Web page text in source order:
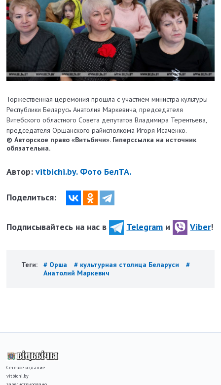
Торжественная церемония прошла с участием министра культуры
Республики Беларусь Анатолия Маркевича, председателя
Витебского областного Совета депутатов Владимира Терентьева,
председателя Оршанского райисполкома Игоря Исаченко.
© Авторское право «Витьбичи». Гиперссылка на источник
обязательна.
Автор:vitbichi.by. Фото БелТА.
Поделиться:
Подписывайтесь на нас в Telegram и Viber!
Теги: # Орша # культурная столица Беларуси
#
Анатолий Маркевич
Сетевое издание
vitbichi.by